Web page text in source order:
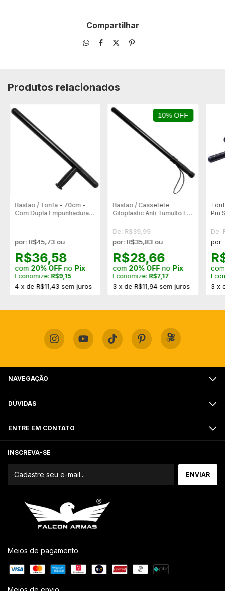
Compartilhar
Produtos relacionados
Bastao / Tonfa - 70cm -
Com Dupla Empunhadura -
por: R$45,73 ou
R$36,58
com 20% OFFno Pix
Economize: R$9,15
4 xde R$11,43 sem juros
10% OFF
Bastão / Cassetete
Giloplastic Anti Tumulto Em
De: R$39,99
por: R$35,83 ou
R$28,66
com 20% OFFno Pix
Economize: R$7,17
3 xdeR$11,94 sem juros
Pm
De:
por:
3 x
NAVEGAÇÃO
DÚVIDAS
ENTRE EM CONTATO
INSCREVA-SE
Meios de pagamento